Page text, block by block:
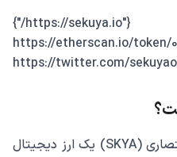
{"https://sekuya.io/"}
Sekuya Multiverse با نماد اختصاری (SKYA) یک ارز دیجیتال